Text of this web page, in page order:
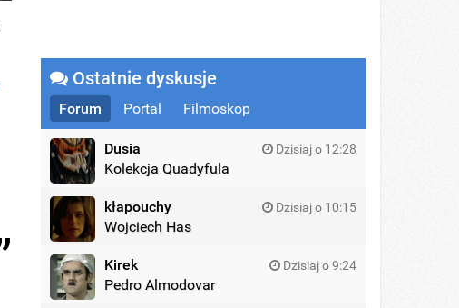
Ostatnie dyskusje
Forum Portal Filmoskop
Dusia Dzisiaj o 12:28
Kolekcja Quadyfula
kłapouchy Dzisiaj o 10:15
Wojciech Has
Kirek Dzisiaj o 9:24
Pedro Almodovar